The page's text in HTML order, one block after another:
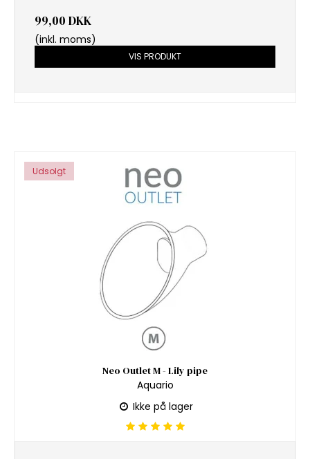
99,00 DKK
(inkl. moms)
VIS PRODUKT
Udsolgt
Neo Outlet M - Lily pipe
Aquario
Ikke på lager